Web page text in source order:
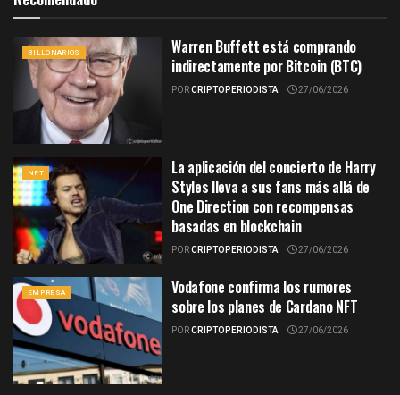
BILLONARIOS
Warren Buffett está comprando
indirectamente por Bitcoin (BTC)
PORCRIPTOPERIODISTA 27/06/2026
NFT
La aplicación del concierto de Harry
Styles lleva a sus fans más allá de
One Direction con recompensas
basadas en blockchain
PORCRIPTOPERIODISTA 27/06/2026
EMPRESA
Vodafone confirma los rumores
sobre los planes de Cardano NFT
PORCRIPTOPERIODISTA 27/06/2026